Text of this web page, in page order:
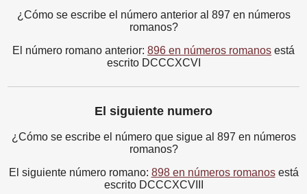
¿Cómo se escribe el número anterior al 897 en números
romanos?
El número romano anterior: 896 en números romanos está
escrito DCCCXCVI
El siguiente numero
¿Cómo se escribe el número que sigue al 897 en números
romanos?
El siguiente número romano: 898 en números romanosestá
escrito DCCCXCVIII